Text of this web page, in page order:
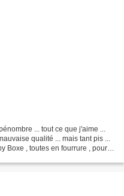
... tout ce que j'aime ...
qualité ... mais tant pis ...
Boxe , toutes en fourrure , pour